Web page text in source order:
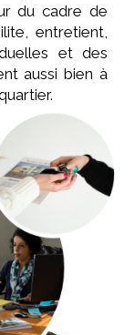
du cadre de
entretient,
et des
aussi bien à